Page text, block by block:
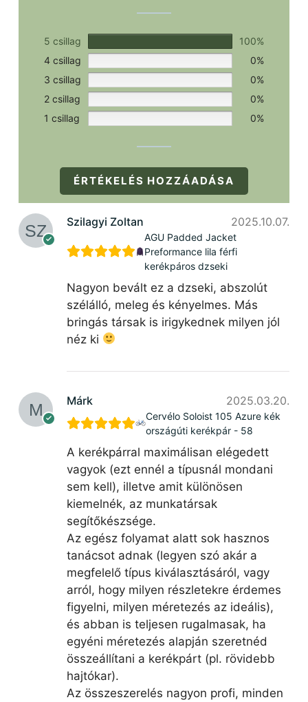
5 csillag
100%
4 csillag
0%
3 csillag
0%
2 csillag
0%
1 csillag
0%
ÉRTÉKELÉS HOZZÁADÁSA
Szilagyi Zoltan 2025.10.07.
AGU Padded Jacket
Preformance lila férfi
kerékpáros dzseki
Nagyon bevált ez a dzseki, abszolút
szélálló, meleg és kényelmes. Más
bringás társak is irigykednek milyen jól
néz ki
Márk 2025.03.20.
Cervélo Soloist 105 Azure kék
országúti kerékpár - 58
A kerékpárral maximálisan elégedett
vagyok (ezt ennél a típusnál mondani
sem kell), illetve amit különösen
kiemelnék, az munkatársak
segítőkészsége.
Az egész folyamat alatt sok hasznos
tanácsot adnak (legyen szó akár a
megfelelő típus kiválasztásáról, vagy
arról, hogy milyen részletekre érdemes
figyelni, milyen méretezés az ideális),
és abban is teljesen rugalmasak, ha
egyéni méretezés alapján szeretnéd
összeállítani a kerékpárt (pl. rövidebb
hajtókar).
Az összeszerelés nagyon profi, minden